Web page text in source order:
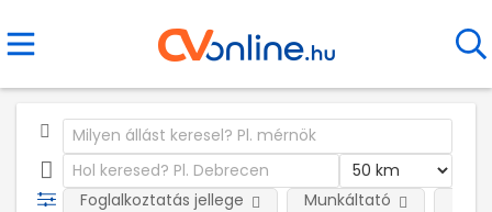
Foglalkoztatás jellege Munkáltató